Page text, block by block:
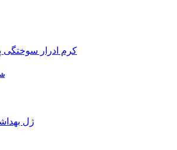
کرم ادرار سوختگی
ژل